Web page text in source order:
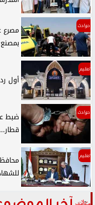
حوادث
مصرع
تعليم
أول
حوادث
قطار...
تعليم
محافظ